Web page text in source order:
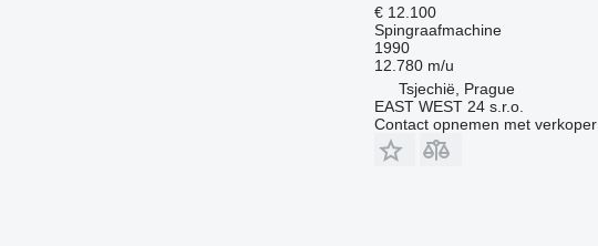
€ 12.100
Spingraafmachine
1990
12.780 m/u
Tsjechië, Prague
EAST WEST 24 s.r.o.
Contact opnemen met verkoper